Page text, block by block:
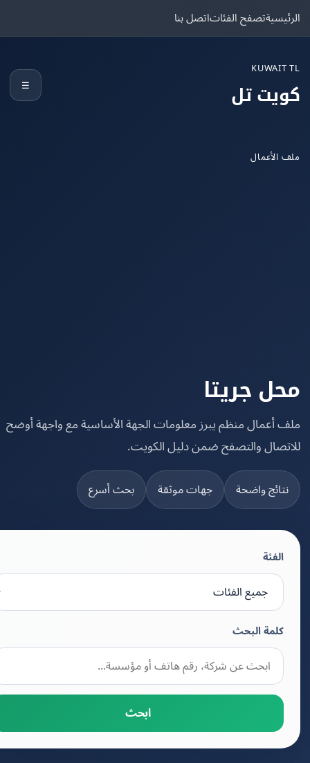
تصفح الفئاتاتصل بنا
تل
جريتا
منظم يبرز معلومات الجهة الأساسية مع واجهة أوضح
والتصفح ضمن دليل الكويت.
واضحة جهات موثقة بحث أسرع
كلمة البحث
ابحث